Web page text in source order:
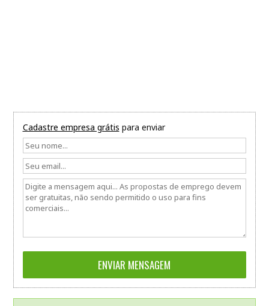
Cadastre empresa grátis para enviar